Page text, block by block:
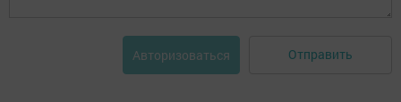
Авторизоваться Отправить